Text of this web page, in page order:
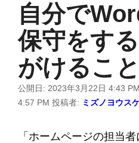
自分で
保守をす
がけること
公開日: 2023年3月22日 4:43 PM
4:57 PM 投稿者: ミズノヨウス
「ホームページの担当